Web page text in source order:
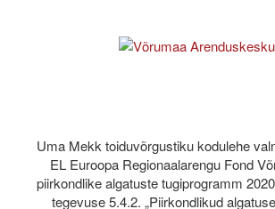
Uma Mekk toiduvõrgustiku kodulehe
EL Euroopa Regionaalarengu Fond
piirkondlike algatuste tugiprogramm
tegevuse 5.4.2. „Piirkondlikud